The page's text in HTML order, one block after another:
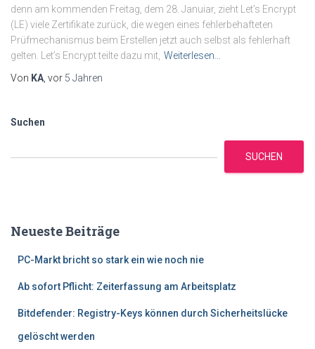
denn am kommenden Freitag, dem 28. Januiar, zieht Let’s Encrypt
(LE) viele Zertifikate zurück, die wegen eines fehlerbehafteten
Prüfmechanismus beim Erstellen jetzt auch selbst als fehlerhaft
gelten. Let’s Encrypt teilte dazu mit, Weiterlesen…
Von KA , vor 5 Jahren
Suchen
SUCHEN
Neueste Beiträge
PC-Markt bricht so stark ein wie noch nie
Ab sofort Pflicht: Zeiterfassung am Arbeitsplatz
Bitdefender: Registry-Keys können durch Sicherheitslücke
gelöscht werden